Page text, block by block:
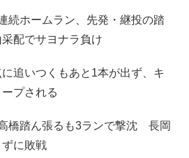
続ホームラン、先発・継投の踏
配でサヨナラ負け
追いつくもあと1本が出ず、キ
プされる
橋踏ん張るも3ランで撃沈 長岡
に敗戦